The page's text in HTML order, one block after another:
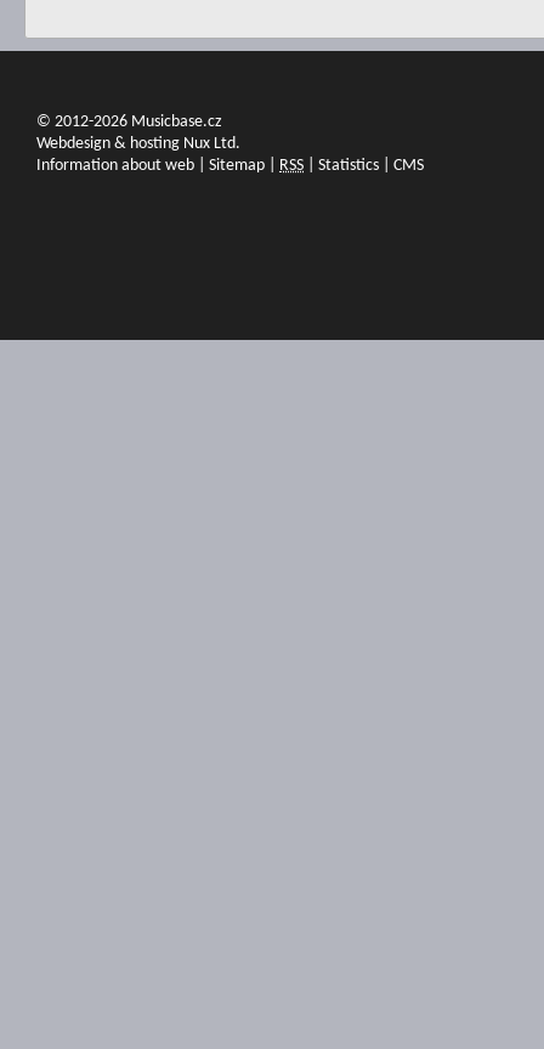
© 2012-2026 Musicbase.cz
Webdesign & hosting Nux Ltd.
Information about web
Sitemap RSS Statistics CMS